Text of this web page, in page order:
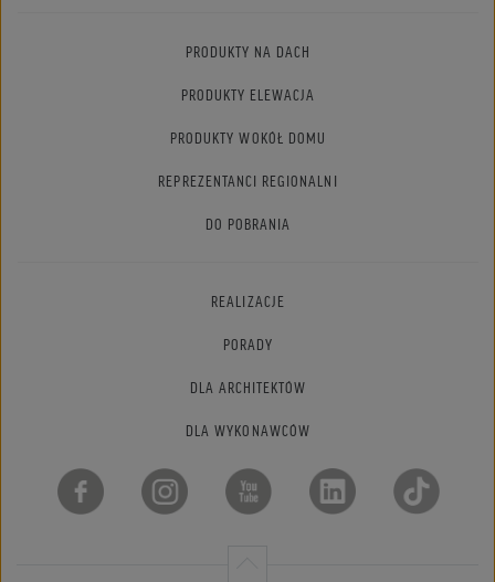
PRODUKTY NA DACH
PRODUKTY ELEWACJA
PRODUKTY WOKÓŁ DOMU
REPREZENTANCI REGIONALNI
DO POBRANIA
REALIZACJE
PORADY
DLA ARCHITEKTÓW
DLA WYKONAWCÓW